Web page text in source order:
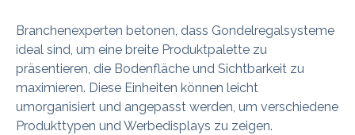
Branchenexperten betonen, dass Gondelregalsysteme
ideal sind, um eine breite Produktpalette zu
präsentieren, die Bodenfläche und Sichtbarkeit zu
maximieren. Diese Einheiten können leicht
umorganisiert und angepasst werden, um verschiedene
Produkttypen und Werbedisplays zu zeigen.